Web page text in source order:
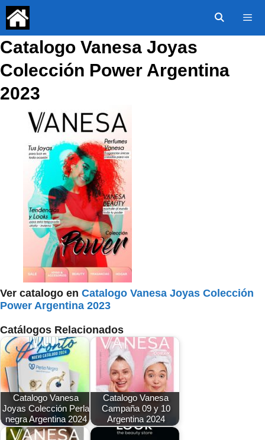
Saltar
contenido
Catalogo Vanesa Joyas
Colección Power Argentina
2023
Ver catalogo en Catalogo Vanesa Joyas Colección
Power Argentina 2023
Catálogos Relacionados
Catalogo Vanesa
Joyas Colección Perla
negra Argentina 2024
Catalogo Vanesa
Campaña 09 y 10
Argentina 2024